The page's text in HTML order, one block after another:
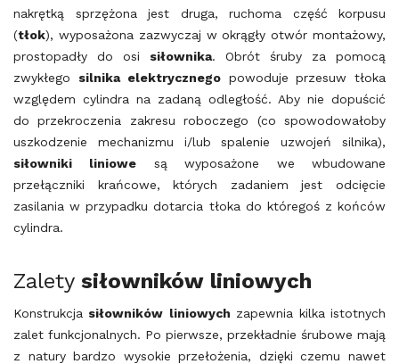
nakrętką sprzężona jest druga, ruchoma część korpusu
(tłok), wyposażona zazwyczaj w okrągły otwór montażowy,
prostopadły do osi siłownika. Obrót śruby za pomocą
zwykłego silnika elektrycznego powoduje przesuw tłoka
względem cylindra na zadaną odległość. Aby nie dopuścić
do przekroczenia zakresu roboczego (co spowodowałoby
uszkodzenie mechanizmu i/lub spalenie uzwojeń silnika),
siłowniki
liniowe są wyposażone we wbudowane
przełączniki krańcowe, których zadaniem jest odcięcie
zasilania w przypadku dotarcia tłoka do któregoś z końców
cylindra.
Zalety siłowników liniowych
Konstrukcja siłowników liniowych zapewnia kilka istotnych
zalet funkcjonalnych. Po pierwsze, przekładnie śrubowe mają
z natury bardzo wysokie przełożenia, dzięki czemu nawet